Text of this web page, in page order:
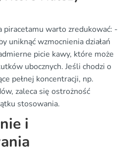
piracetamu warto zredukować: -
uniknąć wzmocnienia działań
picie kawy, które może
ubocznych. Jeśli chodzi o
pełnej koncentracji, np.
zaleca się ostrożność
stosowania.
i